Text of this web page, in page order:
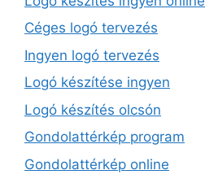
Céges logó tervezés
Ingyen logó tervezés
Logó készítése ingyen
Logó készítés olcsón
Gondolattérkép program
Gondolattérkép online